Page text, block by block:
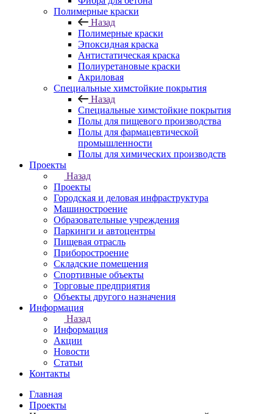
Полимерные краски
Назад
Полимерные краски
Эпоксидная краска
Антистатическая краска
Полиуретановые краски
Акриловая
Специальные химстойкие покрытия
Назад
Специальные химстойкие покрытия
Полы для пищевого производства
Полы для фармацевтической
промышленности
Полы для химических производств
Проекты
Назад
Проекты
Городская и деловая инфраструктура
Машиностроение
Образовательные учреждения
Паркинги и автоцентры
Пищевая отрасль
Приборостроение
Складские помещения
Спортивные объекты
Торговые предприятия
Объекты другого назначения
Информация
Назад
Информация
Акции
Новости
Статьи
Контакты
Главная
Проекты